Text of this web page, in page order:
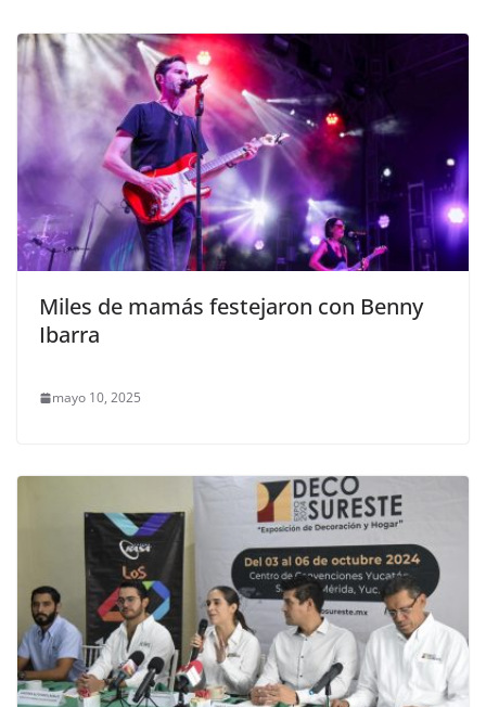
Miles de mamás festejaron con Benny
Ibarra
mayo 10, 2025